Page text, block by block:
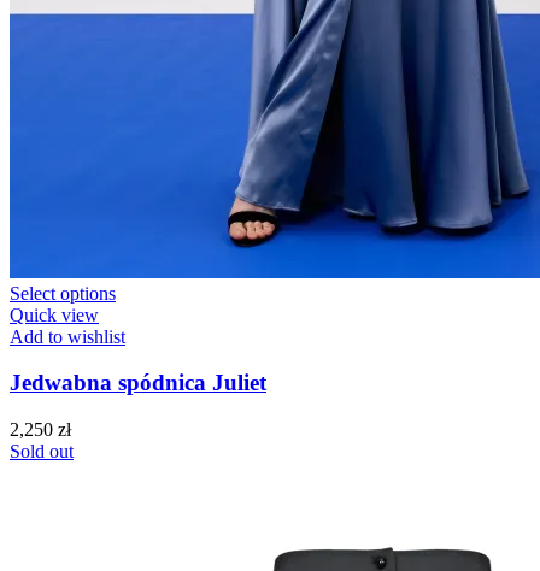
Select options
Quick view
Add to wishlist
Jedwabna spódnica Juliet
2,250 zł
Sold out